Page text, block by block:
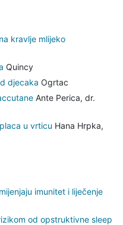
kravlje mlijeko
Quincy
djecaka Ogrtac
Ante Perica, dr.
u vrticu Hana Hrpka,
imunitet i liječenje
od opstruktivne sleep